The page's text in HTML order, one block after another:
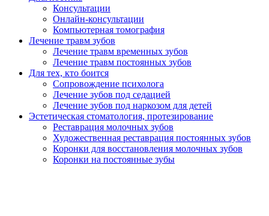
Консультации
Онлайн-консультации
Компьютерная томография
Лечение травм зубов
Лечение травм временных зубов
Лечение травм постоянных зубов
Для тех, кто боится
Сопровождение психолога
Лечение зубов под седацией
Лечение зубов под наркозом для детей
Эстетическая стоматология, протезирование
Реставрация молочных зубов
Художественная реставрация постоянных зубов
Коронки для восстановления молочных зубов
Коронки на постоянные зубы